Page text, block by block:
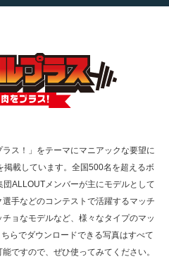
番組「ひるおび」にてマッスルプ
ラジオ番組「ONE MORNING」
）
ス！」をテーマにマニアックな要望に
掲載しています。全国500名を超えるボ
ALLOUTメンバーが主にモデルとして
手などのコンテストで活躍するマッチ
ョなモデルなど、様々なタイプのマッ
らでダウンロードできる写真はすべて
ですので、ぜひ使ってみてください。